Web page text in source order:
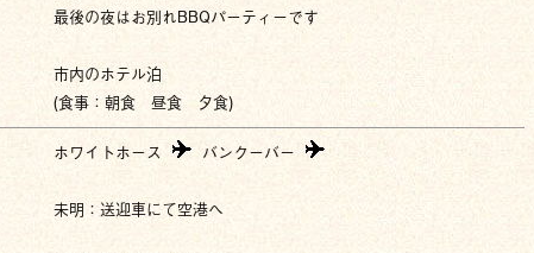
最後の夜はお別れBBQパーティーです
市内のホテル泊
(食事：朝食 昼食 夕食)
ホワイトホース バンクーバー
未明：送迎車にて空港へ